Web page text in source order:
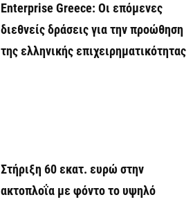
Enterprise Greece: Οι επόμενες
διεθνείς δράσεις για την προώθηση
της ελληνικής επιχειρηματικότητας
Στήριξη 60 εκατ. ευρώ στην
ακτοπλοΐα με φόντο το υψηλό